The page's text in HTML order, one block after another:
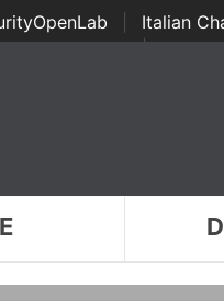
Italian
Awards | ...